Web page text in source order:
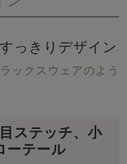
っきりデザイン
ックスウェアのよう
ステッチ、小
ーテール